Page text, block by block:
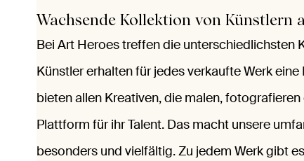
Wachsende Kollektion von Künstlern
Bei Art Heroes treffen die unterschiedlichsten
Künstler erhalten für jedes verkaufte Werk
bieten allen Kreativen, die malen,
Plattform für ihr Talent. Das macht unsere
besonders und vielfältig. Zu jedem Werk gibt